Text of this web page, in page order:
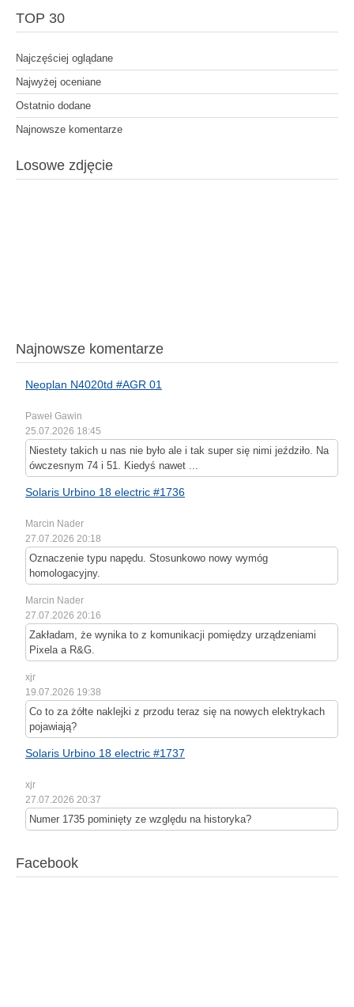
TOP 30
Najczęściej oglądane
Najwyżej oceniane
Ostatnio dodane
Najnowsze komentarze
Losowe zdjęcie
Najnowsze komentarze
Neoplan N4020td #AGR 01
Paweł Gawin
25.07.2026 18:45
Niestety takich u nas nie było ale i tak super się nimi jeździło. Na
ówczesnym 74 i 51. Kiedyś nawet ...
Solaris Urbino 18 electric #1736
Marcin Nader
27.07.2026 20:18
Oznaczenie typu napędu. Stosunkowo nowy wymóg
homologacyjny.
Marcin Nader
27.07.2026 20:16
Zakładam, że wynika to z komunikacji pomiędzy urządzeniami
Pixela a R&G.
xjr
19.07.2026 19:38
Co to za żółte naklejki z przodu teraz się na nowych elektrykach
pojawiają?
Solaris Urbino 18 electric #1737
xjr
27.07.2026 20:37
Numer 1735 pominięty ze względu na historyka?
Facebook